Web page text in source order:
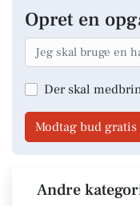
Opret en
Der skal
Modtag bud gratis
Andre